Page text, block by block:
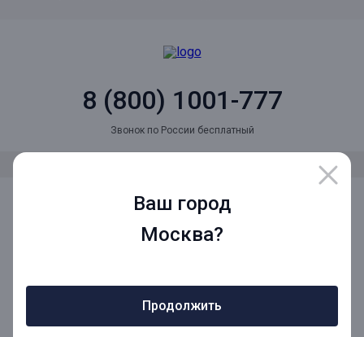
Ваш город
Москва?
Продолжить
8 (800) 1001-777
Звонок по России бесплатный
Мы в социальных сетях